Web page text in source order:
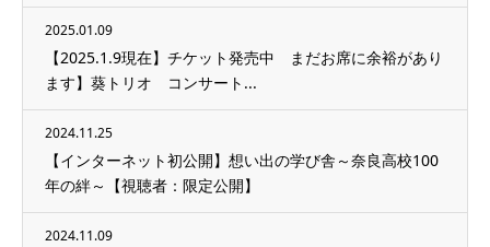
2025.01.09
【2025.1.9現在】チケット発売中 まだお席に余裕があり
ます】葵トリオ コンサート...
2024.11.25
【インターネット初公開】想い出の学び舎～奈良高校100
年の絆～【視聴者：限定公開】
2024.11.09